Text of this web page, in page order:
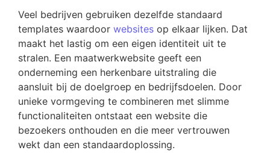
Veel bedrijven gebruiken dezelfde standaard
templates waardoor websites op elkaar lijken. Dat
maakt het lastig om een eigen identiteit uit te
stralen. Een maatwerkwebsite geeft een
onderneming een herkenbare uitstraling die
aansluit bij de doelgroep en bedrijfsdoelen. Door
unieke vormgeving te combineren met slimme
functionaliteiten ontstaat een website die
bezoekers onthouden en die meer vertrouwen
wekt dan een standaardoplossing.